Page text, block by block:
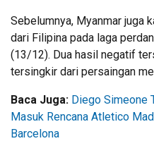
Sebelumnya, Myanmar juga
dari Filipina pada laga
(13/12). Dua hasil negatif
tersingkir dari persaingan
Baca Juga: Diego Simeone
Masuk Rencana Atletico
Barcelona